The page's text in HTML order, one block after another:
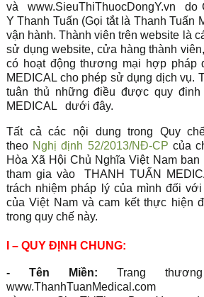
và
www.SieuThiThuocDongY.vn
do
Y Thanh Tuấn (Gọi tắt là Thanh Tuấn
vận hành. Thành viên trên website là
sử dụng website, cửa hàng thành
có hoạt động thương mại hợp pháp
MEDICAL cho phép sử dụng dịch vụ.
tuân thủ những điều được quy đinh
MEDICAL
dưới đây.
Tất cả các nội dung trong Quy
theo Nghị định 52/2013/NĐ-CP của
Hòa Xã Hội Chủ Nghĩa Việt Nam ban
tham gia vào
THANH TUẤN
trách nhiệm pháp lý của mình đối
của Việt Nam và cam kết thực hiện
trong quy chế này.
I – QUY ĐỊNH CHUNG:
- Tên Miền: Trang
www.ThanhTuanMedical.com